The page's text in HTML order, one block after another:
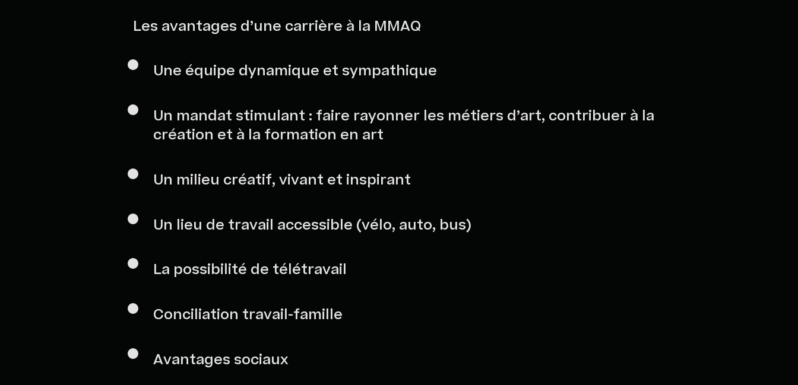
Les avantages d’une carrière à la MMAQ
Une équipe dynamique et sympathique
Un mandat stimulant : faire rayonner les métiers d’art, contribuer à la
création et à la formation en art
Un milieu créatif, vivant et inspirant
Un lieu de travail accessible (vélo, auto, bus)
La possibilité de télétravail
Conciliation travail-famille
Avantages sociaux